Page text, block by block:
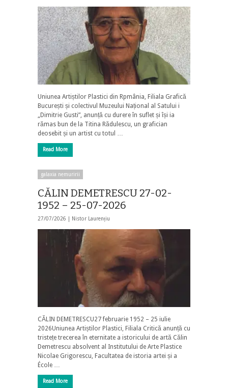
Uniunea Artiștilor Plastici din Rpmânia, Filiala Grafică
București și colectivul Muzeului Național al Satului i
„Dimitrie Gusti”, anunță cu durere în suflet și își ia
rămas bun de la Titina Rădulescu, un grafician
deosebit și un artist cu totul …
Read More
galaxia nemuririi
CĂLIN DEMETRESCU 27-02-
1952 – 25-07-2026
27/07/2026 | Nistor Laurențiu
CĂLIN DEMETRESCU27 februarie 1952 – 25 iulie
2026Uniunea Artiștilor Plastici, Filiala Critică anunță cu
tristețe trecerea în eternitate a istoricului de artă Călin
Demetrescu absolvent al Institutului de Arte Plastice
Nicolae Grigorescu, Facultatea de istoria artei și a
École …
Read More